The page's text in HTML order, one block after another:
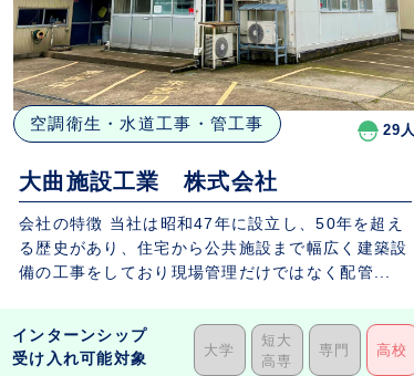
空調衛生・水道工事・管工事 29人
大曲施設工業 株式会社
会社の特徴 当社は昭和47年に設立し、50年を超え
る歴史があり、住宅から公共施設まで幅広く建築設
備の工事をしており現場管理だけではなく配管...
インターンシップ
受け入れ可能対象
大学
短大
高専
専門 高校